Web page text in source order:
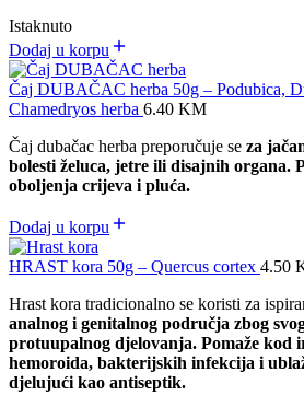
Istaknuto
Dodaj u korpu
Čaj DUBAČAC herba 50g – Podubica,
Chamedryos herba 6.40 KM
Čaj dubačac herba preporučuje se za
bolesti želuca, jetre ili disajnih organa.
oboljenja crijeva i pluća.
Dodaj u korpu
HRAST kora 50g – Quercus cortex 4.50
Hrast kora tradicionalno se koristi za
analnog i genitalnog područja zbog
protuupalnog djelovanja. Pomaže kod
hemoroida, bakterijskih infekcija i
djelujući kao antiseptik.